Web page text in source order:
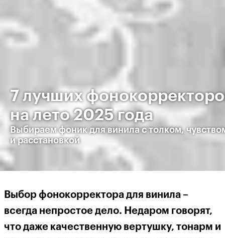
7 лучших
на лето 2025 года
Выбираем фоник для винила с толком,
и расстановкой
Выбор фонокорректора для винила –
всегда непростое дело. Недаром говорят,
что даже качественную вертушку, тонарм и